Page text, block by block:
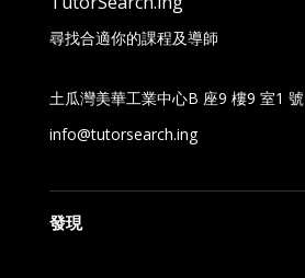
尋找合適你的課程及導師
土瓜灣美華工業中心B 座9 樓9 室1 號
info@tutorsearch.ing
發現